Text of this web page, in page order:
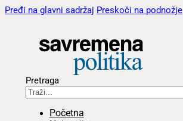
Pređi na glavni sadržaj Preskoči na podnožje
Pretraga
Početna